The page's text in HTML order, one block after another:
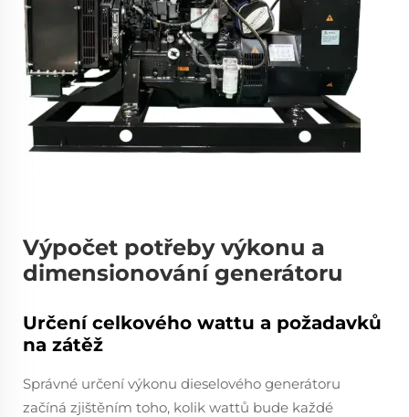
Výpočet potřeby výkonu a
dimensionování generátoru
Určení celkového wattu a požadavků
na zátěž
Správné určení výkonu dieselového generátoru
začíná zjištěním toho, kolik wattů bude každé